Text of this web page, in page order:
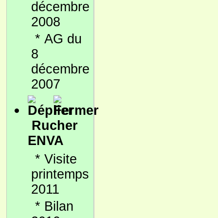
décembre
2008
* AG du
8
décembre
2007
Rucher
ENVA
* Visite
printemps
2011
* Bilan